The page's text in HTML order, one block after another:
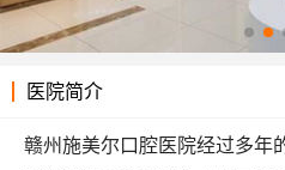
医院简介
赣州施美尔口腔医院经过多年